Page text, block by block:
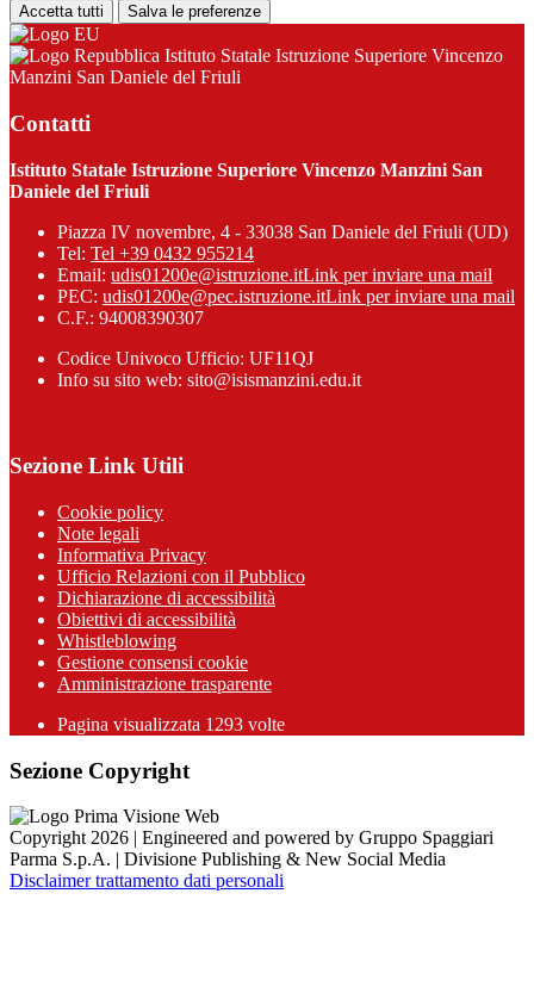
Accetta tutti Salva le preferenze
Istituto Statale Istruzione Superiore Vincenzo
Manzini San Daniele del Friuli
Contatti
Istituto Statale Istruzione Superiore Vincenzo Manzini San
Daniele del Friuli
Piazza IV novembre, 4 - 33038 San Daniele del Friuli (UD)
Tel: Tel +39 0432 955214
Email: udis01200e@istruzione.itLink per inviare una mail
PEC: udis01200e@pec.istruzione.itLink per inviare una mail
C.F.: 94008390307
Codice Univoco Ufficio: UF11QJ
Info su sito web: sito@isismanzini.edu.it
Sezione Link Utili
Cookie policy
Note legali
Informativa Privacy
Ufficio Relazioni con il Pubblico
Dichiarazione di accessibilità
Obiettivi di accessibilità
Whistleblowing
Gestione consensi cookie
Amministrazione trasparente
Pagina visualizzata 1293 volte
Sezione Copyright
Copyright 2026 | Engineered and powered by Gruppo Spaggiari
Parma S.p.A. | Divisione Publishing & New Social Media
Disclaimer trattamento dati personali